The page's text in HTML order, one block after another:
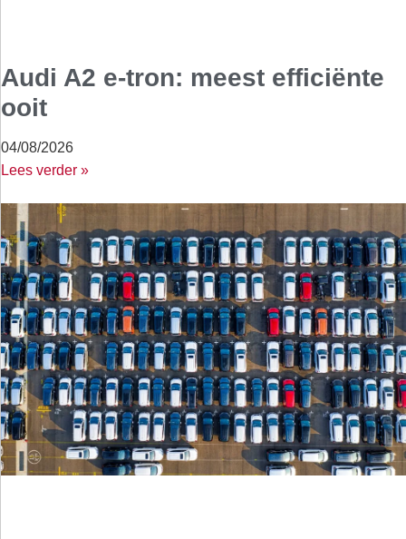
Audi A2 e-tron: meest efficiënte
ooit
04/08/2026
Lees verder »